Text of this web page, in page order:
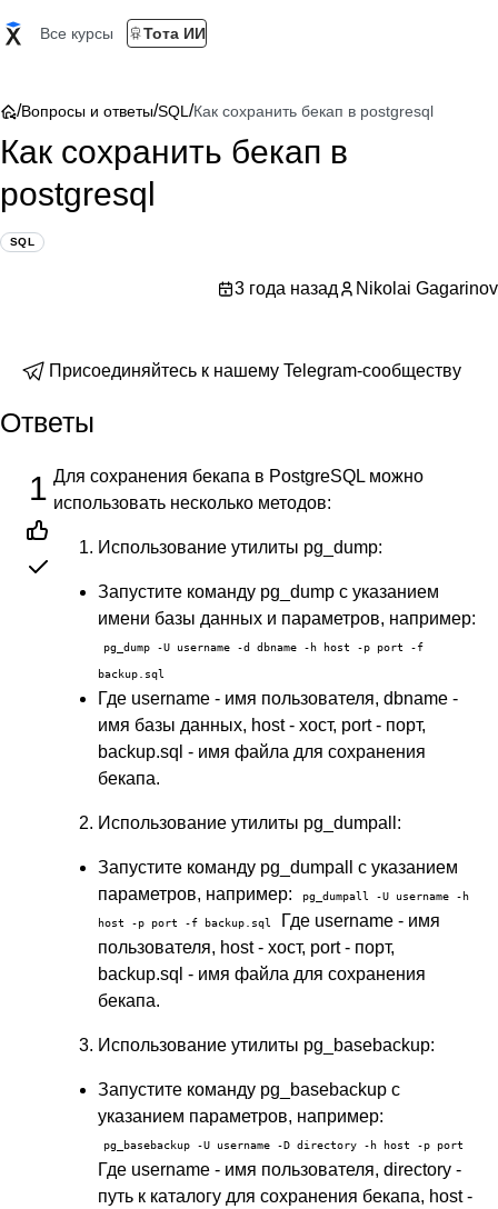
Все курсы Тота ИИ
/Вопросы и ответы/SQL /Как сохранить бекап в postgresql
Как сохранить бекап в
postgresql
SQL
3 года назад Nikolai Gagarinov
Присоединяйтесь к нашему Telegram-сообществу
Ответы
1 Для сохранения бекапа в PostgreSQL можно
использовать несколько методов:
Использование утилиты pg_dump:
Запустите команду pg_dump с указанием
имени базы данных и параметров, например:
pg_dump -U username -d dbname -h host -p port -f
backup.sql
Где username - имя пользователя, dbname -
имя базы данных, host - хост, port - порт,
backup.sql - имя файла для сохранения
бекапа.
Использование утилиты pg_dumpall:
Запустите команду pg_dumpall с указанием
параметров, например:
pg_dumpall -U username -h
host -p port -f backup.sql
Где username - имя
пользователя, host - хост, port - порт,
backup.sql - имя файла для сохранения
бекапа.
Использование утилиты pg_basebackup:
Запустите команду pg_basebackup с
указанием параметров, например:
pg_basebackup -U username -D directory -h host -p port
Где username - имя пользователя, directory -
путь к каталогу для сохранения бекапа, host -